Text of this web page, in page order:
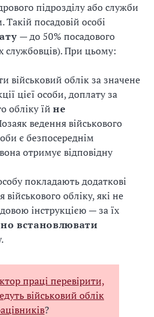
підрозділу або служби
посадовій особі
— до 50% посадового
службовців). При цьому:
військовий облік за значене
цієї особи, доплату за
обліку їй не
ведення військового
є безпосереднім
отримує відповідну
покладають додаткові
військового обліку, які не
інструкцією — за їх
встановлювати
праці перевірити,
військовий облік
?